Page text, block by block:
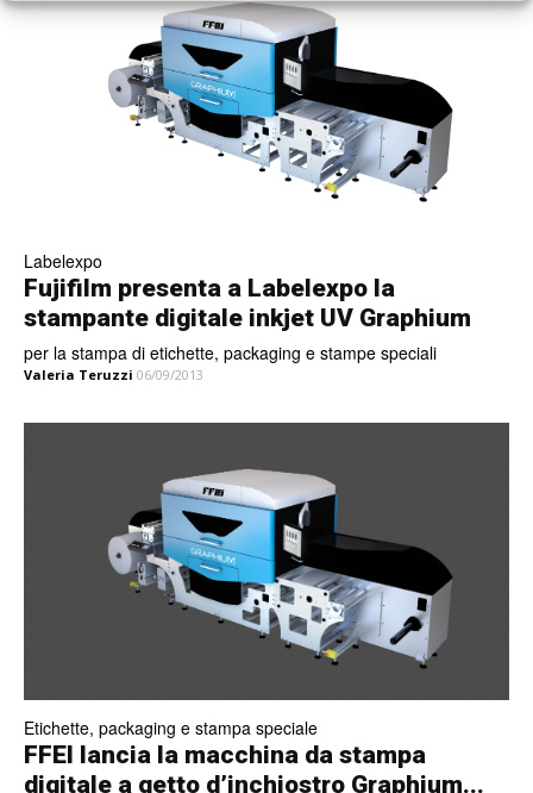
Labelexpo
Fujifilm presenta a Labelexpo la
stampante digitale inkjet UV Graphium
per la stampa di etichette, packaging e stampe speciali
Valeria Teruzzi 06/09/2013
Etichette, packaging e stampa speciale
FFEI lancia la macchina da stampa
digitale a getto d’inchiostro Graphium...